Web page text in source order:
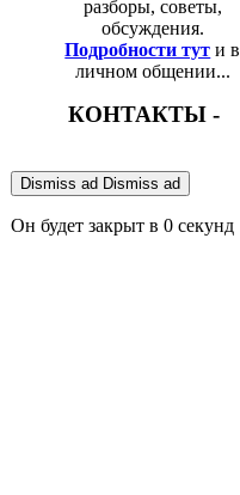
разборы, советы,
обсуждения.
Подробности тут и в
личном общении...
КОНТАКТЫ -
Dismiss ad Dismiss ad
Он будет закрыт в 0 секунд